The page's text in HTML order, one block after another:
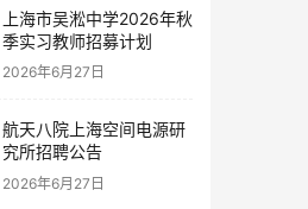
上海市吴淞中学2026年秋
季实习教师招募计划
2026年6月27日
航天八院上海空间电源研
究所招聘公告
2026年6月27日